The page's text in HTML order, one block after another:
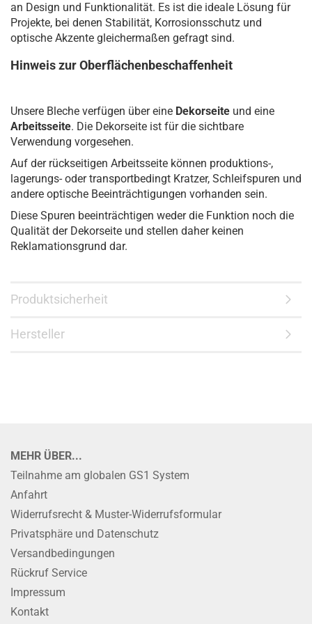
an Design und Funktionalität. Es ist die ideale Lösung für
Projekte, bei denen Stabilität, Korrosionsschutz und
optische Akzente gleichermaßen gefragt sind.
Hinweis zur Oberflächenbeschaffenheit
Unsere Bleche verfügen über eine Dekorseite und eine
Arbeitsseite. Die Dekorseite ist für die sichtbare
Verwendung vorgesehen.
Auf der rückseitigen Arbeitsseite können produktions-,
lagerungs- oder transportbedingt Kratzer, Schleifspuren und
andere optische Beeinträchtigungen vorhanden sein.
Diese Spuren beeinträchtigen weder die Funktion noch die
Qualität der Dekorseite und stellen daher keinen
Reklamationsgrund dar.
Produktsicherheit
Hersteller
MEHR ÜBER...
Teilnahme am globalen GS1 System
Anfahrt
Widerrufsrecht & Muster-Widerrufsformular
Privatsphäre und Datenschutz
Versandbedingungen
Rückruf Service
Impressum
Kontakt